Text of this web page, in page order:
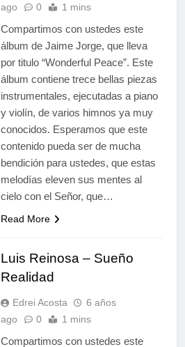
ago
0 1 mins
Compartimos con ustedes este
álbum de Jaime Jorge, que lleva
por titulo “Wonderful Peace”. Este
álbum contiene trece bellas piezas
instrumentales, ejecutadas a piano
y violín, de varios himnos ya muy
conocidos. Esperamos que este
contenido pueda ser de mucha
bendición para ustedes, que estas
melodías eleven sus mentes al
cielo con el Señor, que…
Read More
Luis Reinosa – Sueño
Realidad
Edrei Acosta
6 años
ago
0 1 mins
Compartimos con ustedes este